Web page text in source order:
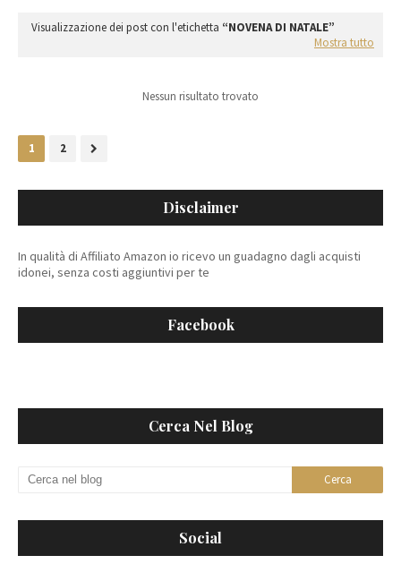
Visualizzazione dei post con l'etichetta
NOVENA DI NATALE
Mostra tutto
Nessun risultato trovato
1 2
Disclaimer
In qualità di Affiliato Amazon io ricevo un guadagno dagli acquisti
idonei, senza costi aggiuntivi per te
Facebook
Cerca Nel Blog
Social